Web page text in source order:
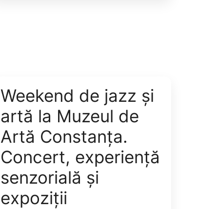
Weekend de jazz și
artă la Muzeul de
Artă Constanța.
Concert, experiență
senzorială și
expoziții